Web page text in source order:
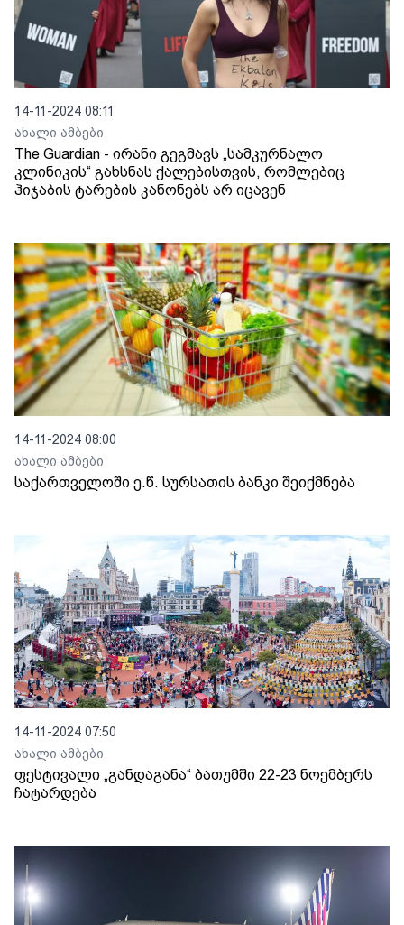
14-11-2024 08:11
ახალი ამბები
The Guardian - ირანი გეგმავს „სამკურნალო
კლინიკის“ გახსნას ქალებისთვის, რომლებიც
ჰიჯაბის ტარების კანონებს არ იცავენ
14-11-2024 08:00
ახალი ამბები
საქართველოში ე.წ. სურსათის ბანკი შეიქმნება
14-11-2024 07:50
ახალი ამბები
ფესტივალი „განდაგანა“ ბათუმში 22-23 ნოემბერს
ჩატარდება